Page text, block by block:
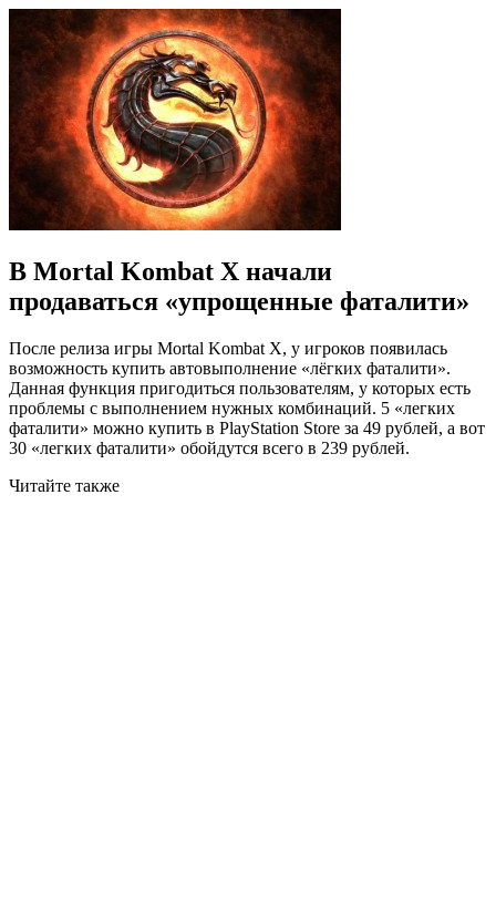
В Mortal Kombat X начали
продаваться «упрощенные фаталити»
После релиза игры Mortal Kombat X, у игроков появилась
возможность купить автовыполнение «лёгких фаталити».
Данная функция пригодиться пользователям, у которых есть
проблемы с выполнением нужных комбинаций. 5 «легких
фаталити» можно купить в PlayStation Store за 49 рублей, а вот
30 «легких фаталити» обойдутся всего в 239 рублей.
Читайте также